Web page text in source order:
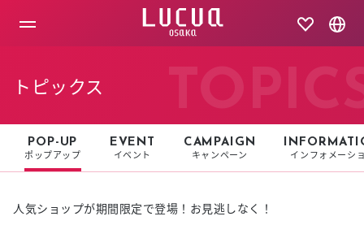
トピックス
POP-UP
ポップアップ
EVENT
イベント
CAMPAIGN
キャンペーン インフォメーシ
人気ショップが期間限定で登場！お見逃しなく！